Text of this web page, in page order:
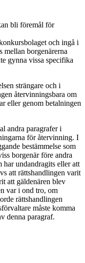
bli föremål för
och ingå i
mellan borgenärerna
gynna vissa specifika
strängare och i
återvinningsbara om
eller genom betalningen
andra paragrafer i
för återvinning. I
bestämmelse som
borgenär före andra
har undandragits eller att
att rättshandlingen varit
att gäldenären blev
var i ond tro, om
rättshandlingen
måste komma
denna paragraf.